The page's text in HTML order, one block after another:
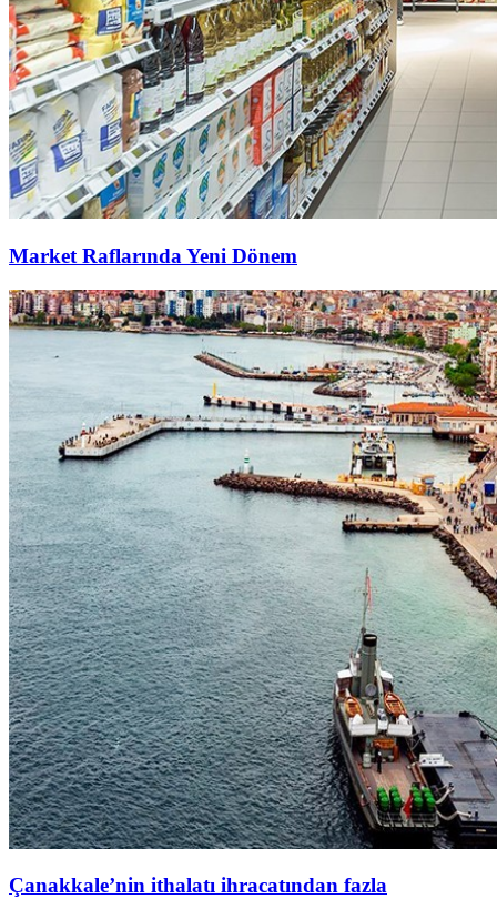
Market Raflarında Yeni Dönem
Çanakkale’nin ithalatı ihracatından fazla